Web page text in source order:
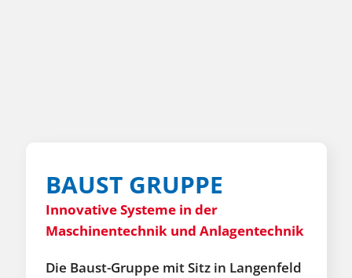
BAUST GRUPPE
Innovative Systeme in der
Maschinentechnik und Anlagentechnik
Die Baust-Gruppe mit Sitz in Langenfeld